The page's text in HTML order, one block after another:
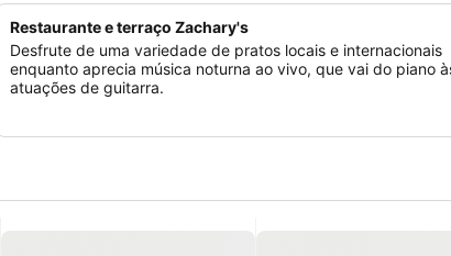
Restaurante e terraço Zachary's
Desfrute de uma variedade de pratos locais e internacionais
enquanto aprecia música noturna ao vivo, que vai do piano
atuações de guitarra.